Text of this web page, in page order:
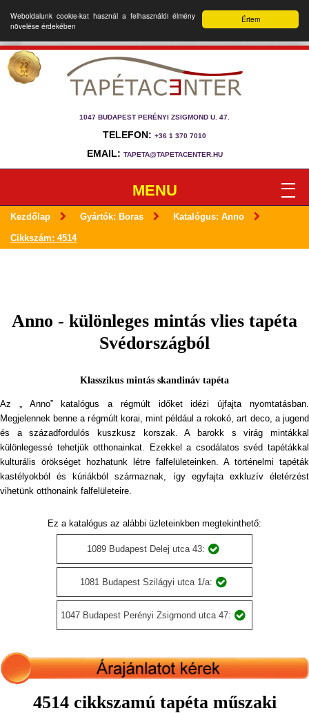
Értem
Weboldalunk cookie-kat használ a felhasználói élmény
növelése érdekében
1047 BUDAPEST PERÉNYI ZSIGMOND U. 47.
TELEFON: +36 1 370 7010
EMAIL: TAPETA@TAPETACENTER.HU
MENU
Kezdőlap Gyártók: Boras Katalógus: Anno
Cikkszám: 4514
Anno - különleges mintás vlies tapéta
Svédországból
Klasszikus mintás skandináv tapéta
Az „ Anno” katalógus a régmúlt időket idézi újfajta nyomtatásban.
Megjelennek benne a régmúlt korai, mint például a rokokó, art deco, a jugend
és a századfordulós kuszkusz korszak. A barokk s virág mintákkal
különlegessé tehetjük otthonainkat. Ezekkel a csodálatos svéd tapétákkal
kulturális örökséget hozhatunk létre falfelületeinken. A történelmi tapéták
kastélyokból és kúriákból származnak, így egyfajta exkluzív életérzést
vihetünk otthonaink falfelületeire.
Ez a katalógus az alábbi üzleteinkben megtekinthető:
1089 Budapest Delej utca 43:
1081 Budapest Szilágyi utca 1/a:
1047 Budapest Perényi Zsigmond utca 47:
4514 cikkszamú tapéta műszaki